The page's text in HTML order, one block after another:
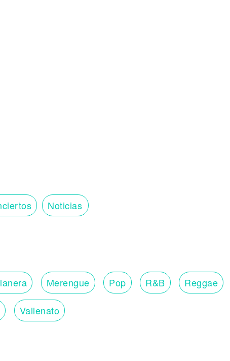
Noticias
Merengue Pop R&B Reggae
Vallenato